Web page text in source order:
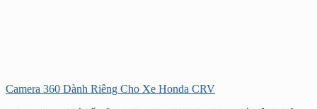
Camera 360 Dành Riêng Cho Xe Honda CRV